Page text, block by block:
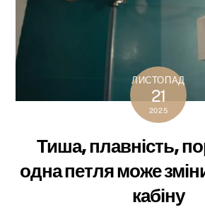
ЛИСТОПАД
21
2025
Тиша, плавність,
одна петля може
кабіну